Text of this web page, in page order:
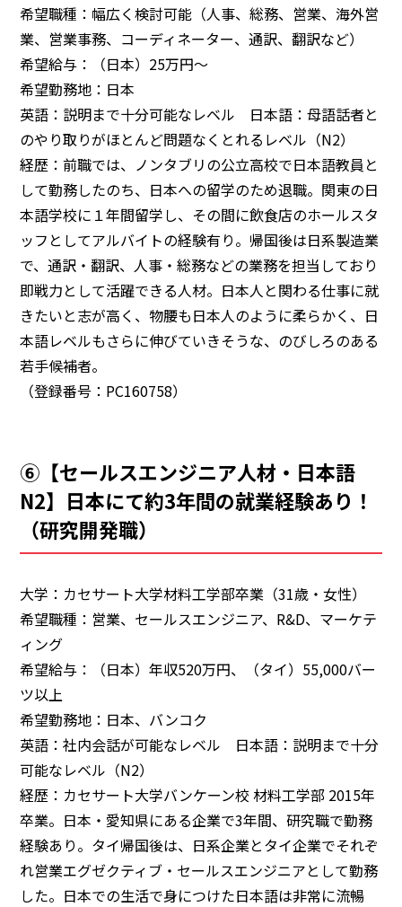
希望職種：幅広く検討可能（人事、総務、営業、海外営
業、営業事務、コーディネーター、通訳、翻訳など）
希望給与：（日本）25万円～
希望勤務地：日本
英語：説明まで十分可能なレベル 日本語：母語話者と
のやり取りがほとんど問題なくとれるレベル（N2）
経歴：前職では、ノンタブリの公立高校で日本語教員と
して勤務したのち、日本への留学のため退職。関東の日
本語学校に１年間留学し、その間に飲食店のホールスタ
ッフとしてアルバイトの経験有り。帰国後は日系製造業
で、通訳・翻訳、人事・総務などの業務を担当しており
即戦力として活躍できる人材。日本人と関わる仕事に就
きたいと志が高く、物腰も日本人のように柔らかく、日
本語レベルもさらに伸びていきそうな、のびしろのある
若手候補者。
（登録番号：PC160758）
⑥【セールスエンジニア人材・日本語
N2】日本にて約3年間の就業経験あり！
（研究開発職）
大学：カセサート大学材料工学部卒業（31歳・女性）
希望職種：営業、セールスエンジニア、R&D、マーケテ
ィング
希望給与：（日本）年収520万円、（タイ）55,000バー
ツ以上
希望勤務地：日本、バンコク
英語：社内会話が可能なレベル 日本語：説明まで十分
可能なレベル（N2）
経歴：カセサート大学バンケーン校 材料工学部 2015年
卒業。日本・愛知県にある企業で3年間、研究職で勤務
経験あり。タイ帰国後は、日系企業とタイ企業でそれぞ
れ営業エグゼクティブ・セールスエンジニアとして勤務
した。日本での生活で身につけた日本語は非常に流暢